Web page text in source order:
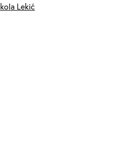
Lekić